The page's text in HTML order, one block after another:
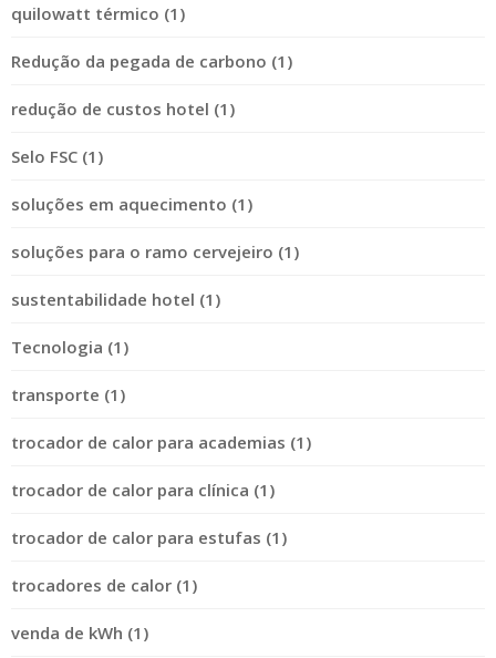
quilowatt térmico (1)
Redução da pegada de carbono (1)
redução de custos hotel (1)
Selo FSC (1)
soluções em aquecimento (1)
soluções para o ramo cervejeiro (1)
sustentabilidade hotel (1)
Tecnologia (1)
transporte (1)
trocador de calor para academias (1)
trocador de calor para clínica (1)
trocador de calor para estufas (1)
trocadores de calor (1)
venda de kWh (1)